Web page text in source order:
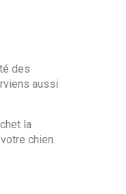
des
aussi
la
chien